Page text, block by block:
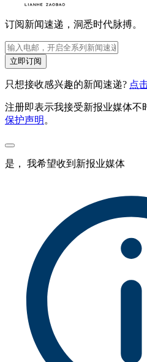
订阅新闻速递，洞悉时代脉搏。
立即订阅
只想接收感兴趣的新闻速递? 点
注册即表示我接受新报业媒体不
保护声明 。
是， 我希望收到新报业媒体